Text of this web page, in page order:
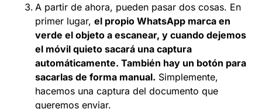
A partir de ahora, pueden pasar dos cosas. En
primer lugar, el propio WhatsApp marca en
verde el objeto a escanear, y cuando dejemos
el móvil quieto sacará una captura
automáticamente. También hay un botón para
sacarlas de forma manual. Simplemente,
hacemos una captura del documento que
queremos enviar.